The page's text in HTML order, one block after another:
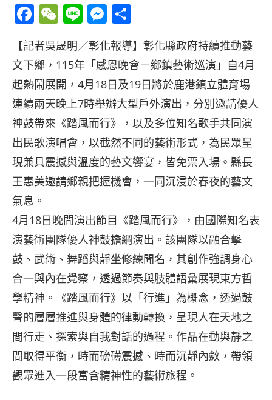
Facebook
WeChat
LineMessenger
享
【記者吳晟明／彰化報導】彰化縣政府持續推動藝
文下鄉，115年「感恩晚會－鄉鎮藝術巡演」自4月
起熱鬧展開，4月18日及19日將於鹿港鎮立體育場
連續兩天晚上7時舉辦大型戶外演出，分別邀請優人
神鼓帶來《踏風而行》，以及多位知名歌手共同演
出民歌演唱會，以截然不同的藝術形式，為民眾呈
現兼具震撼與溫度的藝文饗宴，皆免票入場。縣長
王惠美邀請鄉親把握機會，一同沉浸於春夜的藝文
氣息。
4月18日晚間演出節目《踏風而行》，由國際知名表
演藝術團隊優人神鼓擔綱演出。該團隊以融合擊
鼓、武術、舞蹈與靜坐修練聞名，其創作強調身心
合一與內在覺察，透過節奏與肢體語彙展現東方哲
學精神。《踏風而行》以「行進」為概念，透過鼓
聲的層層推進與身體的律動轉換，呈現人在天地之
間行走、探索與自我對話的過程。作品在動與靜之
間取得平衡，時而磅礡震撼、時而沉靜內斂，帶領
觀眾進入一段富含精神性的藝術旅程。